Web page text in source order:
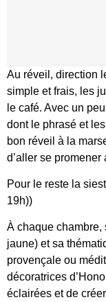
Au réveil, direction
simple et frais, les
le café. Avec un
dont le phrasé et
bon réveil à la
d’aller se promener
Pour le reste la
19h))
À chaque chambre,
jaune) et sa
provençale ou
décoratrices
éclairées et de